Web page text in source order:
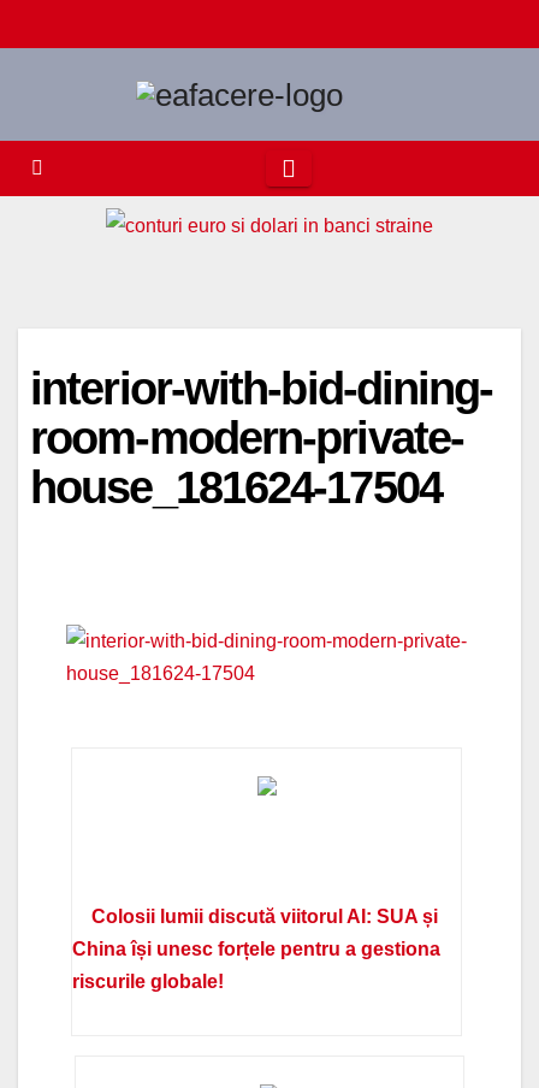
to
interior-with-bid-dining-
room-modern-private-
house_181624-17504
Colosii lumii discută viitorul AI: SUA și
China își unesc forțele pentru a gestiona
riscurile globale!